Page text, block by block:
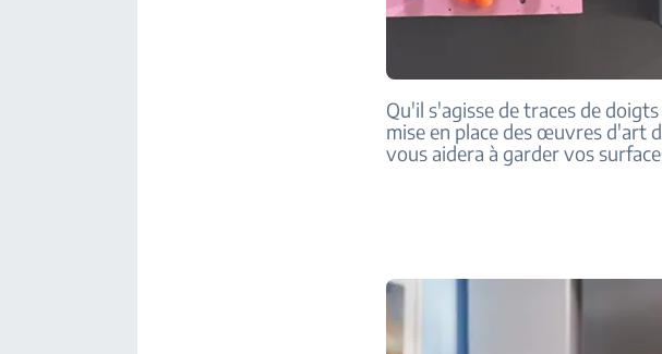
Qu'il s'agisse de traces de
mise en place des œuvres d'art
vous aidera à garder vos